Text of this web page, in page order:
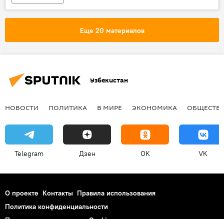
Еще 20 материалов
Узбекистан
НОВОСТИ ПОЛИТИКА В МИРЕ ЭКОНОМИКА
Telegram Дзен OK VK
О проекте Контакты Правила использования
Политика конфиденциальности